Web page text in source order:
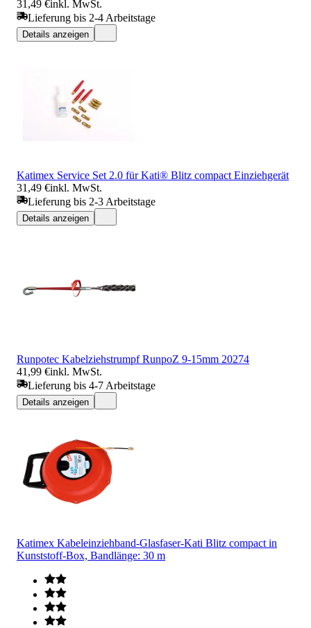
31,49 €inkl. MwSt.
Lieferung bis 2-4 Arbeitstage
Details anzeigen
Katimex Service Set 2.0 für Kati® Blitz compact Einziehgerät
31,49 €inkl. MwSt.
Lieferung bis 2-3 Arbeitstage
Details anzeigen
Runpotec Kabelziehstrumpf RunpoZ 9-15mm 20274
41,99 €inkl. MwSt.
Lieferung bis 4-7 Arbeitstage
Details anzeigen
Katimex Kabeleinziehband-Glasfaser-Kati Blitz compact in
Kunststoff-Box, Bandlänge: 30 m